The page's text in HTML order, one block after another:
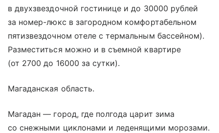
в двухзвездочной гостинице и до 30000 рублей
за номер-люкс в загородном комфортабельном
пятизвездочном отеле с термальным бассейном).
Разместиться можно и в съемной квартире
(от 2700 до 16000 за сутки).
Магаданская область.
Магадан — город, где полгода царит зима
со снежными циклонами и леденящими морозами.